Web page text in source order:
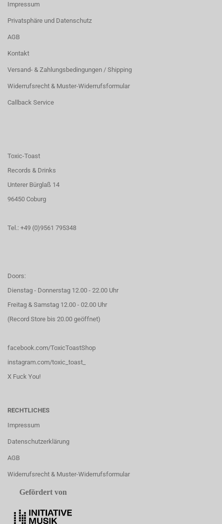
Impressum
Privatsphäre und Datenschutz
AGB
Kontakt
Versand- & Zahlungsbedingungen / Shipping
Widerrufsrecht & Muster-Widerrufsformular
Callback Service
Toxic-Toast
Records & Drinks
Unterer Bürglaß 14
96450 Coburg
Tel.: +49 (0)9561 795348
Doors:
Dienstag - Donnerstag 12.00 - 22.00 Uhr
Freitag & Samstag 12.00 - 02.00 Uhr
(Record Store bis 20.00 geöffnet)
facebook.com/ToxicToastShop
instagram.com/toxic_toast_
X Fuck You!
RECHTLICHES
Impressum
Datenschutzerklärung
AGB
Widerrufsrecht & Muster-Widerrufsformular
Gefördert von